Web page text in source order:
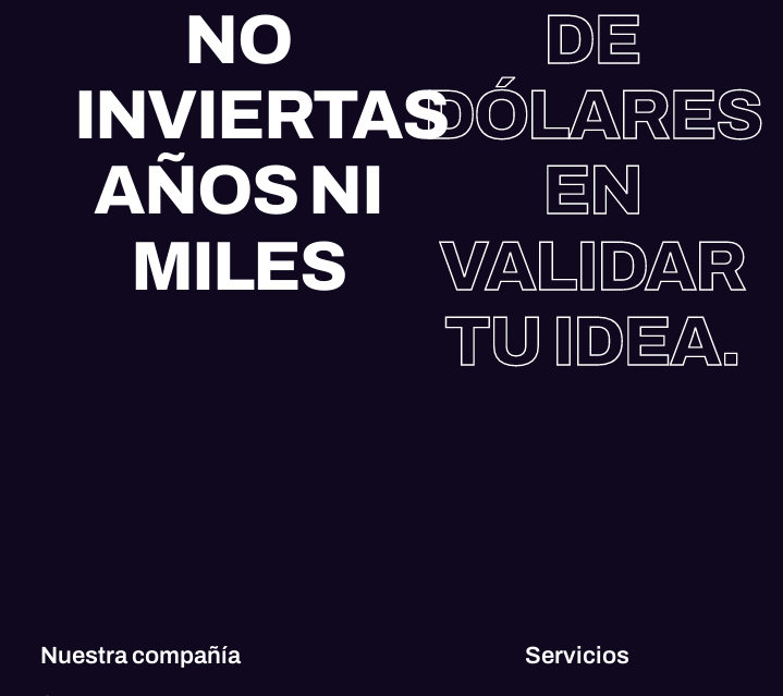
NO
INVIERTAS
AÑOS NI
MILES
DE
DÓLARES
EN
VALIDAR
TU IDEA.
Nuestra compañía
Servicios